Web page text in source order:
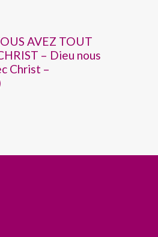
AVEZ TOUT
– Dieu nous
Christ –